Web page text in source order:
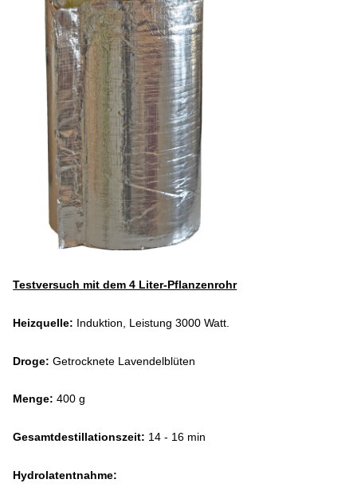
Testversuch mit dem 4 Liter-Pflanzenrohr
Heizquelle: Induktion, Leistung 3000 Watt.
Droge:Getrocknete Lavendelblüten
Menge:400 g
Gesamtdestillationszeit: 14 - 16 min
Hydrolatentnahme: